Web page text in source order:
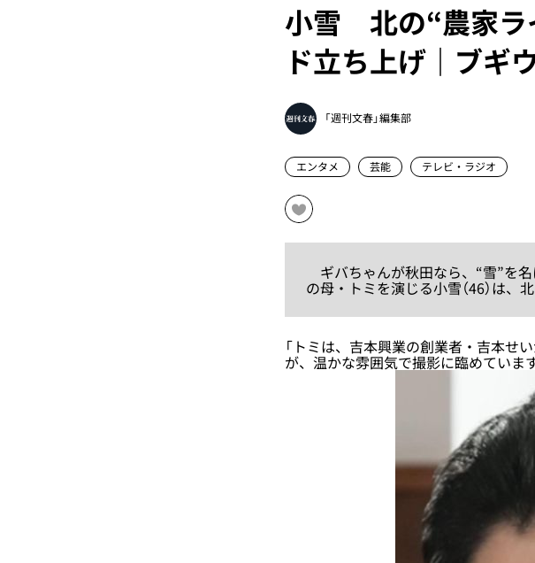
小雪 北の“農家
ド立ち上げ｜ブギ
「週刊文春」編集部
エンタメ 芸能 テレビ・ラジオ
ギバちゃんが秋田なら、“雪”を
の母・トミを演じる小雪（46）は、
「トミは、吉本興業の創業者・吉本せ
が、温かな雰囲気で撮影に臨めていま